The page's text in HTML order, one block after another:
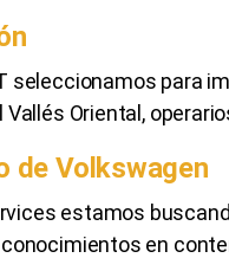
seleccionamos para
Oriental,
de Volkswagen
estamos
en